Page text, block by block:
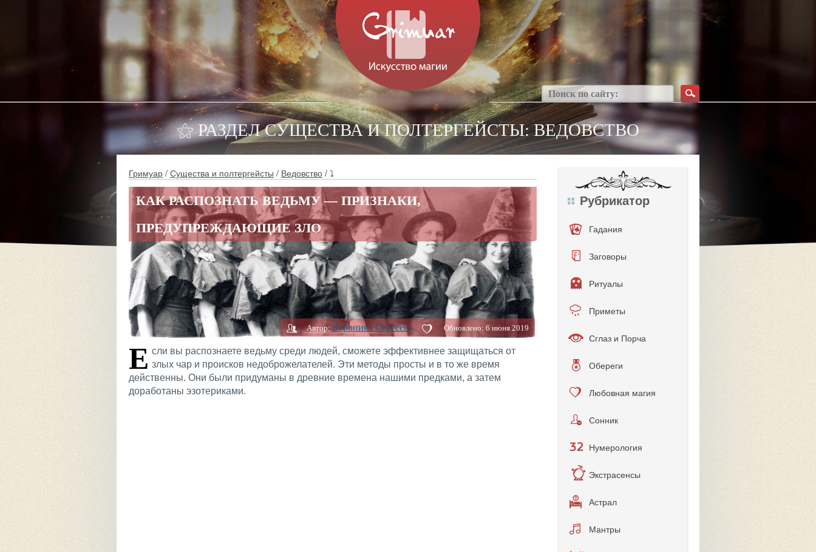
⚝ РАЗДЕЛ СУЩЕСТВА И ПОЛТЕРГЕЙСТЫ: ВЕДОВСТВО
Гримуар / Существа и полтергейсты / Ведовство / ⤵
КАК РАСПОЗНАТЬ ВЕДЬМУ — ПРИЗНАКИ,
ПРЕДУПРЕЖДАЮЩИЕ ЗЛО
Автор: Вероника Сергеева Обновлено: 6 июня 2019
Е сли вы распознаете ведьму среди людей, сможете эффективнее защищаться от
злых чар и происков недоброжелателей. Эти методы просты и в то же время
действенны. Они были придуманы в древние времена нашими предками, а затем
доработаны эзотериками.
Рубрикатор
Гадания
Заговоры
Ритуалы
Приметы
Сглаз и Порча
Обереги
Любовная магия
Сонник
Нумерология
Экстрасенсы
Астрал
Мантры